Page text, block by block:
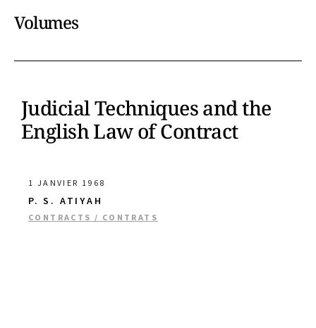
Volumes
Judicial Techniques and the
English Law of Contract
1 JANVIER 1968
P. S. ATIYAH
CONTRACTS / CONTRATS